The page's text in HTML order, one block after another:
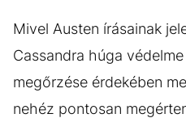
Mivel Austen írásainak
Cassandra húga
megőrzése érdekében
nehéz pontosan